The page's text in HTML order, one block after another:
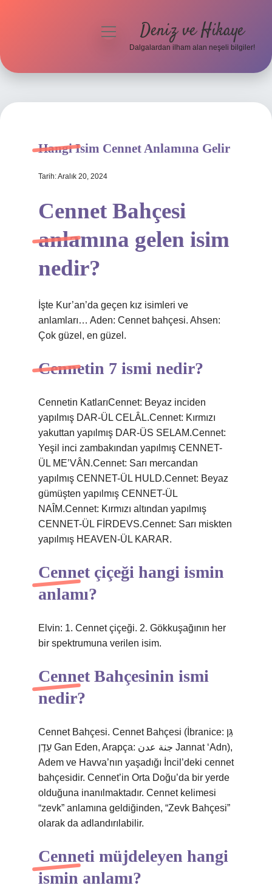
Hakkımızda
menüyü
Deniz ve Hikaye
Dalgalardan ilham alan neşeli bilgiler!
Hangi Isim Cennet Anlamına Gelir
Tarih: Aralık 20, 2024
Cennet Bahçesi
anlamına gelen isim
nedir?
İşte Kur’an’da geçen kız isimleri ve
anlamları… Aden: Cennet bahçesi. Ahsen:
Çok güzel, en güzel.
Cennetin 7 ismi nedir?
Cennetin KatlarıCennet: Beyaz inciden
yapılmış DAR-ÜL CELÂL.Cennet: Kırmızı
yakuttan yapılmış DAR-ÜS SELAM.Cennet:
Yeşil inci zambakından yapılmış CENNET-
ÜL ME’VÂN.Cennet: Sarı mercandan
yapılmış CENNET-ÜL HULD.Cennet: Beyaz
gümüşten yapılmış CENNET-ÜL
NAÎM.Cennet: Kırmızı altından yapılmış
CENNET-ÜL FİRDEVS.Cennet: Sarı miskten
yapılmış HEAVEN-ÜL KARAR.
Cennet çiçeği hangi ismin
anlamı?
Elvin: 1. Cennet çiçeği. 2. Gökkuşağının her
bir spektrumuna verilen isim.
Cennet Bahçesinin ismi
nedir?
Cennet Bahçesi. Cennet Bahçesi (İbranice: גַּן
עֵדֶן Gan Eden, Arapça: جنة عدن Jannat ‘Adn),
Adem ve Havva’nın yaşadığı İncil’deki cennet
bahçesidir. Cennet’in Orta Doğu’da bir yerde
olduğuna inanılmaktadır. Cennet kelimesi
“zevk” anlamına geldiğinden, “Zevk Bahçesi”
olarak da adlandırılabilir.
Cenneti müjdeleyen hangi
ismin anlamı?